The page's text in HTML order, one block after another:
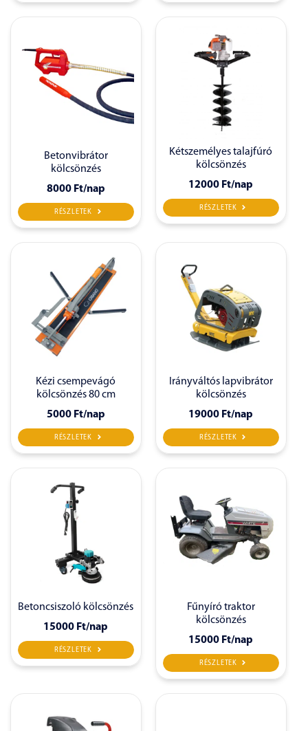
Betonvibrátor
kölcsönzés
8000 Ft/nap
RÉSZLETEK
Kétszemélyes talajfúró
kölcsönzés
12000 Ft/nap
RÉSZLETEK
Kézi csempevágó
kölcsönzés 80 cm
5000 Ft/nap
RÉSZLETEK
Irányváltós lapvibrátor
kölcsönzés
19000 Ft/nap
RÉSZLETEK
Betoncsiszoló kölcsönzés
15000 Ft/nap
RÉSZLETEK
Fűnyíró traktor
kölcsönzés
15000 Ft/nap
RÉSZLETEK